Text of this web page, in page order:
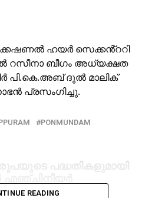
ഹയർ സെക്കൻ്ററി
റസീനാ ബീഗം അധ്യക്ഷത
പി.കെ.അബ് ദുൽ മാലിക്
പ്രസംഗിച്ചു.
PONMUNDAM
രൂപയുടെ പദ്ധതികളുമായി
READING